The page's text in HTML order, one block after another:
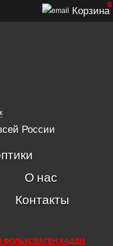
России
Корзина
0
О нас
Контакты
КАДДИ